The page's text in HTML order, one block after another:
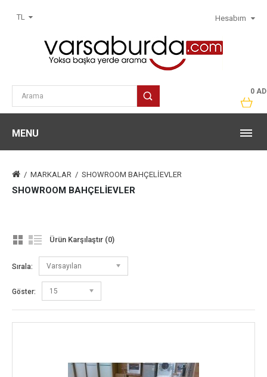
0
Hesabım
TL
MENU
MARKALAR SHOWROOM BAHÇELİEVLER
SHOWROOM BAHÇELİEVLER
Ürün Karşılaştır (0)
Sırala: Varsayılan
Göster: 15